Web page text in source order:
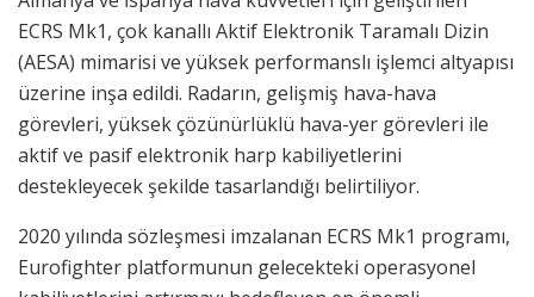
ECRS Mk1, çok kanallı Aktif Elektronik Taramalı Dizin
(AESA) mimarisi ve yüksek performanslı işlemci altyapısı
üzerine inşa edildi. Radarın, gelişmiş hava-hava
görevleri, yüksek çözünürlüklü hava-yer görevleri ile
aktif ve pasif elektronik harp kabiliyetlerini
destekleyecek şekilde tasarlandığı belirtiliyor.
2020 yılında sözleşmesi imzalanan ECRS Mk1 programı,
Eurofighter platformunun gelecekteki operasyonel